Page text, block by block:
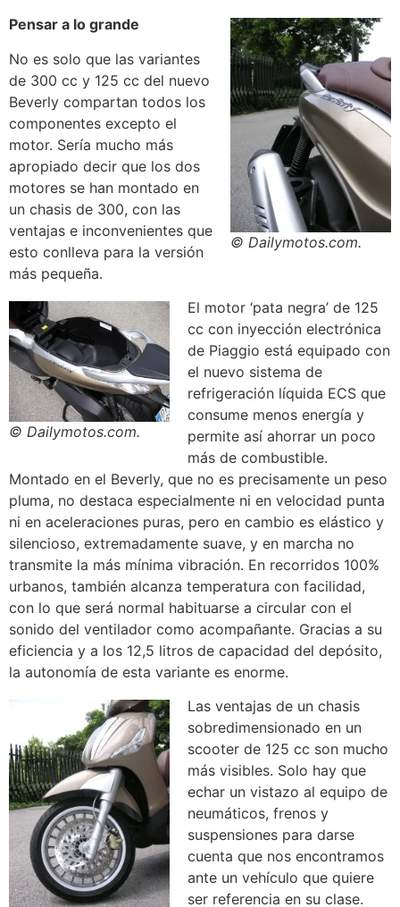
© Dailymotos.com.
Pensar a lo grande
No es solo que las variantes
de 300 cc y 125 cc del nuevo
Beverly compartan todos los
componentes excepto el
motor. Sería mucho más
apropiado decir que los dos
motores se han montado en
un chasis de 300, con las
ventajas e inconvenientes que
esto conlleva para la versión
más pequeña.
© Dailymotos.com.
El motor ‘pata negra’ de 125
cc con inyección electrónica
de Piaggio está equipado con
el nuevo sistema de
refrigeración líquida ECS que
consume menos energía y
permite así ahorrar un poco
más de combustible.
Montado en el Beverly, que no es precisamente un peso
pluma, no destaca especialmente ni en velocidad punta
ni en aceleraciones puras, pero en cambio es elástico y
silencioso, extremadamente suave, y en marcha no
transmite la más mínima vibración. En recorridos 100%
urbanos, también alcanza temperatura con facilidad,
con lo que será normal habituarse a circular con el
sonido del ventilador como acompañante. Gracias a su
eficiencia y a los 12,5 litros de capacidad del depósito,
la autonomía de esta variante es enorme.
Las ventajas de un chasis
sobredimensionado en un
scooter de 125 cc son mucho
más visibles. Solo hay que
echar un vistazo al equipo de
neumáticos, frenos y
suspensiones para darse
cuenta que nos encontramos
ante un vehículo que quiere
ser referencia en su clase.